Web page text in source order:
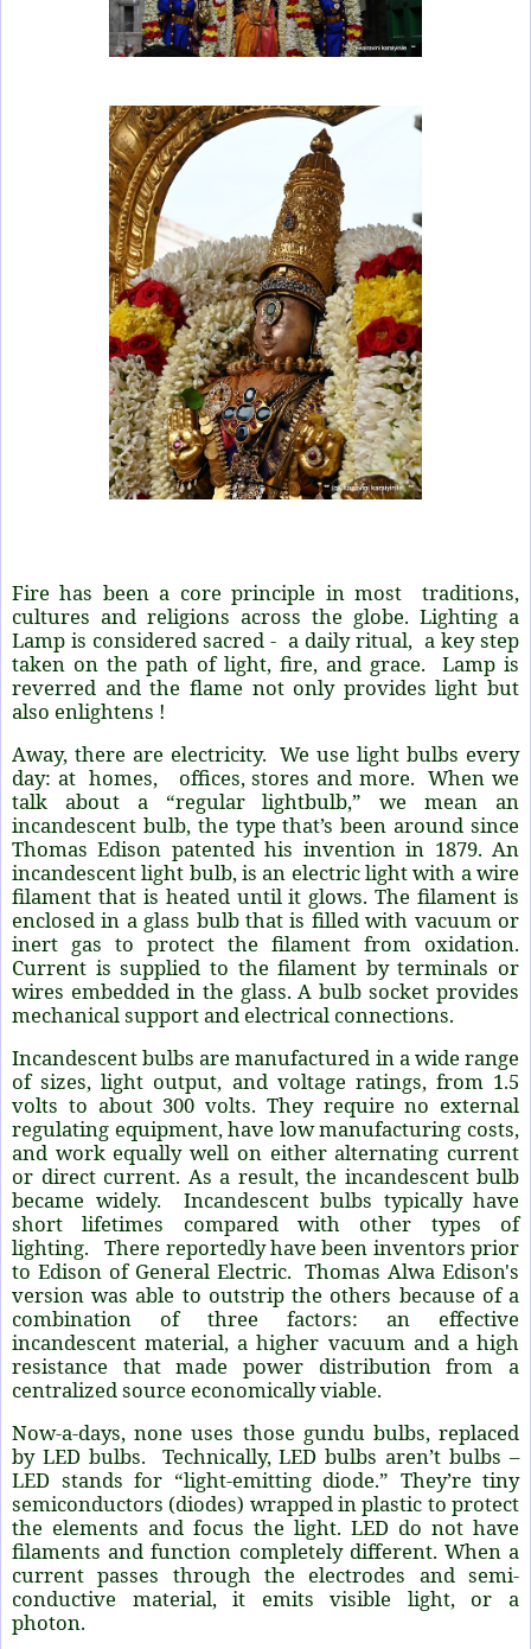
Fire has been a core principle in most traditions,
cultures and religions across the globe. Lighting a
Lamp is considered sacred - a daily ritual, a key step
taken on the path of light, fire, and grace. Lamp is
reverred and the flame not only provides light but
also enlightens !
Away, there are electricity. We use light bulbs every
day: at homes, offices, stores and more. When we
talk about a “regular lightbulb,” we mean an
incandescent bulb, the type that’s been around since
Thomas Edison patented his invention in 1879. An
incandescent light bulb, is an electric light with a wire
filament that is heated until it glows. The filament is
enclosed in a glass bulb that is filled with vacuum or
inert gas to protect the filament from oxidation.
Current is supplied to the filament by terminals or
wires embedded in the glass. A bulb socket provides
mechanical support and electrical connections.
Incandescent bulbs are manufactured in a wide range
of sizes, light output, and voltage ratings, from 1.5
volts to about 300 volts. They require no external
regulating equipment, have low manufacturing costs,
and work equally well on either alternating current
or direct current. As a result, the incandescent bulb
became widely. Incandescent bulbs typically have
short lifetimes compared with other types of
lighting. There reportedly have been inventors prior
to Edison of General Electric. Thomas Alwa Edison's
version was able to outstrip the others because of a
combination of three factors: an effective
incandescent material, a higher vacuum and a high
resistance that made power distribution from a
centralized source economically viable.
Now-a-days, none uses those gundu bulbs, replaced
by LED bulbs. Technically, LED bulbs aren’t bulbs –
LED stands for “light-emitting diode.” They’re tiny
semiconductors (diodes) wrapped in plastic to protect
the elements and focus the light. LED do not have
filaments and function completely different. When a
current passes through the electrodes and semi-
conductive material, it emits visible light, or a
photon.